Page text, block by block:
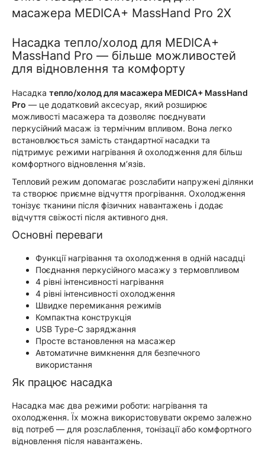
масажера MEDICA+ MassHand Pro 2Х
Насадка тепло/холод для MEDICA+
MassHand Pro — більше можливостей
для відновлення та комфорту
Насадка тепло/холод для масажера MEDICA+ MassHand
Pro — це додатковий аксесуар, який розширює
можливості масажера та дозволяє поєднувати
перкусійний масаж із термічним впливом. Вона легко
встановлюється замість стандартної насадки та
підтримує режими нагрівання й охолодження для більш
комфортного відновлення м’язів.
Тепловий режим допомагає розслабити напружені ділянки
та створює приємне відчуття прогрівання. Охолодження
тонізує тканини після фізичних навантажень і додає
відчуття свіжості після активного дня.
Основні переваги
Функції нагрівання та охолодження в одній насадці
Поєднання перкусійного масажу з термовпливом
4 рівні інтенсивності нагрівання
4 рівні інтенсивності охолодження
Швидке перемикання режимів
Компактна конструкція
USB Type-C заряджання
Просте встановлення на масажер
Автоматичне вимкнення для безпечного
використання
Як працює насадка
Насадка має два режими роботи: нагрівання та
охолодження. Їх можна використовувати окремо залежно
від потреб — для розслаблення, тонізації або комфортного
відновлення після навантажень.